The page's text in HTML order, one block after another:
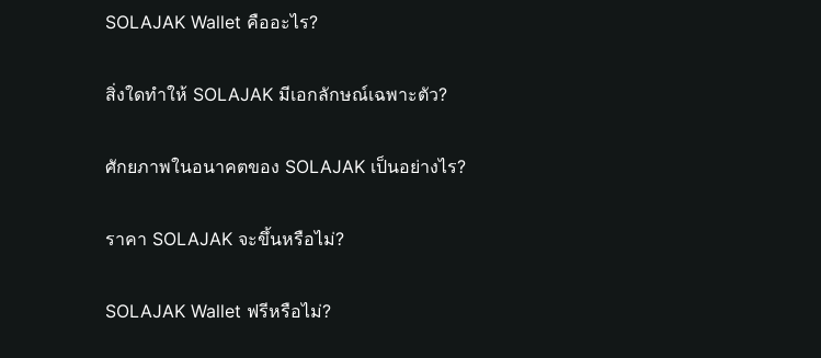
SOLAJAK Wallet คืออะไร?
สิ่งใดทำให้ SOLAJAK มีเอกลักษณ์เฉพาะตัว?
ศักยภาพในอนาคตของ SOLAJAK เป็นอย่างไร?
ราคา SOLAJAK จะขึ้นหรือไม่?
SOLAJAK Wallet ฟรีหรือไม่?